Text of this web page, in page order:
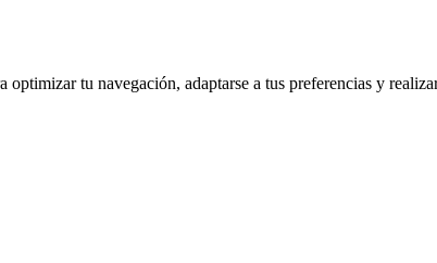
tu navegación, adaptarse a tus preferencias y